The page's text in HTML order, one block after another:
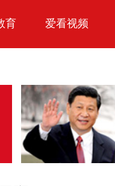
育 爱看视频